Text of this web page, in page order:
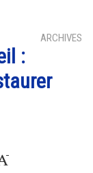
ARCHIVES
: